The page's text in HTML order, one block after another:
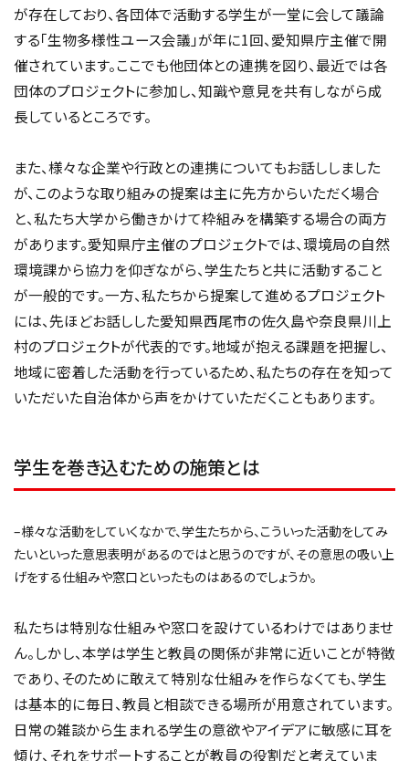
が存在しており、各団体で活動する学生が一堂に会して議論
する「生物多様性ユース会議」が年に1回、愛知県庁主催で開
催されています。ここでも他団体との連携を図り、最近では各
団体のプロジェクトに参加し、知識や意見を共有しながら成
長しているところです。
また、様々な企業や行政との連携についてもお話ししました
が、このような取り組みの提案は主に先方からいただく場合
と、私たち大学から働きかけて枠組みを構築する場合の両方
があります。愛知県庁主催のプロジェクトでは、環境局の自然
環境課から協力を仰ぎながら、学生たちと共に活動すること
が一般的です。一方、私たちから提案して進めるプロジェクト
には、先ほどお話しした愛知県西尾市の佐久島や奈良県川上
村のプロジェクトが代表的です。地域が抱える課題を把握し、
地域に密着した活動を行っているため、私たちの存在を知って
いただいた自治体から声をかけていただくこともあります。
学生を巻き込むための施策とは
–様々な活動をしていくなかで、学生たちから、こういった活動をしてみ
たいといった意思表明があるのではと思うのですが、その意思の吸い上
げをする仕組みや窓口といったものはあるのでしょうか。
私たちは特別な仕組みや窓口を設けているわけではありませ
ん。しかし、本学は学生と教員の関係が非常に近いことが特徴
であり、そのために敢えて特別な仕組みを作らなくても、学生
は基本的に毎日、教員と相談できる場所が用意されています。
日常の雑談から生まれる学生の意欲やアイデアに敏感に耳を
傾け、それをサポートすることが教員の役割だと考えていま